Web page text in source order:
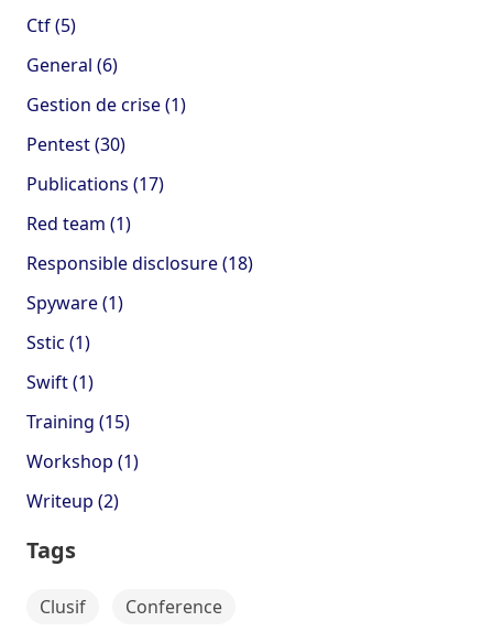
Ctf (5)
General (6)
Gestion de crise (1)
Pentest (30)
Publications (17)
Red team (1)
Responsible disclosure (18)
Spyware (1)
Sstic (1)
Swift (1)
Training (15)
Workshop (1)
Writeup (2)
Tags
Clusif Conference